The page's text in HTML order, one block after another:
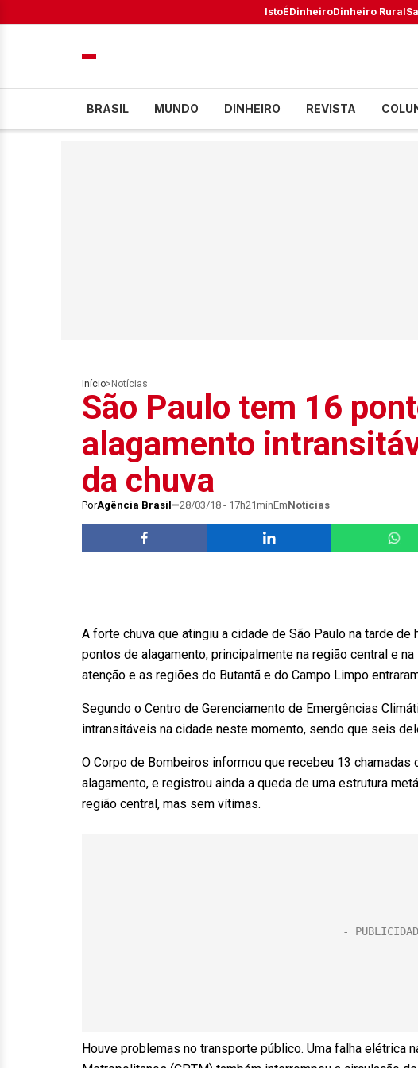
IstoÉDinheiroDinheiro Rural
BRASIL MUNDO DINHEIRO REVISTA
Início> Notícias
São Paulo tem 16
alagamento
da chuva
PorAgência Brasil 28/03/18 - 17h21minEmNotícias
A forte chuva que atingiu a cidade de São Paulo na tarde
pontos de alagamento, principalmente na região central e
atenção e as regiões do Butantã e do Campo Limpo
Segundo o Centro de Gerenciamento de Emergências
intransitáveis na cidade neste momento, sendo que seis
O Corpo de Bombeiros informou que recebeu 13
alagamento, e registrou ainda a queda de uma estrutura
região central, mas sem vítimas.
Houve problemas no transporte público. Uma falha elétrica